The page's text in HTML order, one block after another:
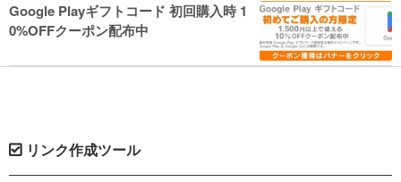
Google Playギフトコード 初回購入時 1
0%OFFクーポン配布中
リンク作成ツール